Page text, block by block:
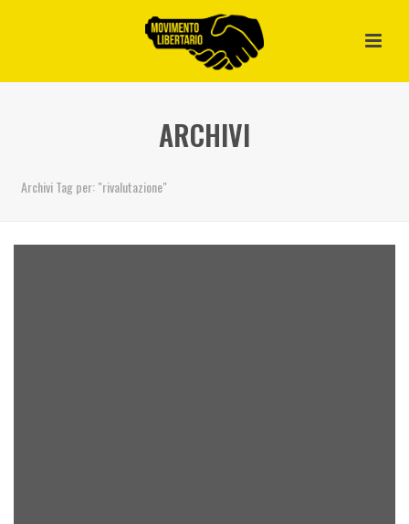
ARCHIVI
Archivi Tag per: "rivalutazione"